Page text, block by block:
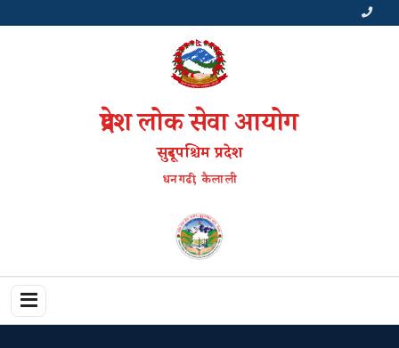
प्रदेश लोक सेवा आयोग
सुदूरपश्चिम प्रदेश
धनगढी, कैलाली